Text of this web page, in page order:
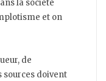
la société
et on
de
sources doivent